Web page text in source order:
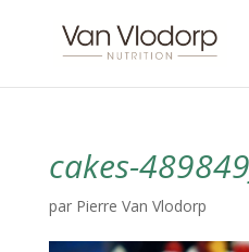
cakes-
par Pierre Van Vlodorp